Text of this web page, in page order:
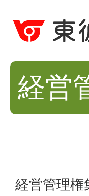
経営
経営管理